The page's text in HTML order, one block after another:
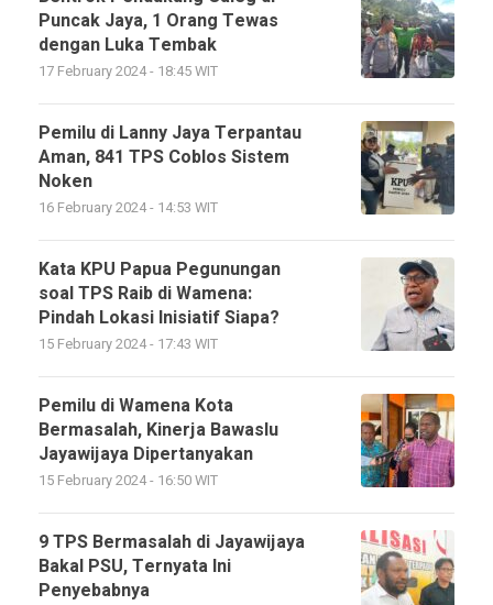
Puncak Jaya, 1 Orang Tewas
dengan Luka Tembak
17 February 2024 - 18:45 WIT
Pemilu di Lanny Jaya Terpantau
Aman, 841 TPS Coblos Sistem
Noken
16 February 2024 - 14:53 WIT
Kata KPU Papua Pegunungan
soal TPS Raib di Wamena:
Pindah Lokasi Inisiatif Siapa?
15 February 2024 - 17:43 WIT
Pemilu di Wamena Kota
Bermasalah, Kinerja Bawaslu
Jayawijaya Dipertanyakan
15 February 2024 - 16:50 WIT
9 TPS Bermasalah di Jayawijaya
Bakal PSU, Ternyata Ini
Penyebabnya